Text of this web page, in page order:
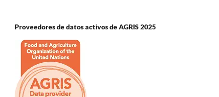
Proveedores de datos activos de AGRIS 2025